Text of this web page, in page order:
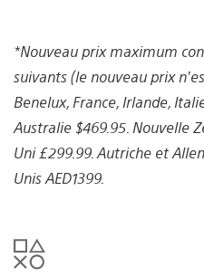
*Nouveau prix maximum
suivants (le nouveau prix
Benelux, France, Irlande,
Australie $469.95. Nouvelle
Uni £299.99. Autriche et
Unis AED1399.